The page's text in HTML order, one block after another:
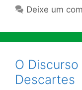
Deixe um
O
Descartes